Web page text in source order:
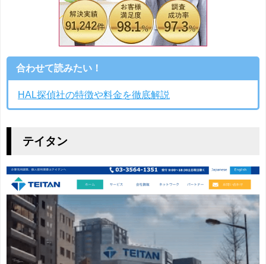
合わせて読みたい！
HAL探偵社の特徴や料金を徹底解説
テイタン